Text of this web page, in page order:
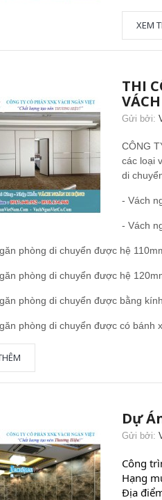
XEM
THI
Gửi bởi:
CÔNG
các loại
di
- Vách
- Vách
phòng di chuyển được hệ
phòng di chuyển được hệ
phòng di chuyển được bằng kính
phòng di chuyển được có bánh
Dự
Gửi bởi:
Công
Hạng
Địa